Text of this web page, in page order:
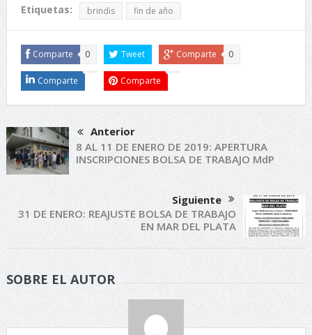
Etiquetas: brindis fin de año
Comparte 0 Tweet Comparte 0
Comparte Comparte
Anterior
8 AL 11 DE ENERO DE 2019: APERTURA
INSCRIPCIONES BOLSA DE TRABAJO MdP
Siguiente
31 DE ENERO: REAJUSTE BOLSA DE TRABAJO
EN MAR DEL PLATA
SOBRE EL AUTOR